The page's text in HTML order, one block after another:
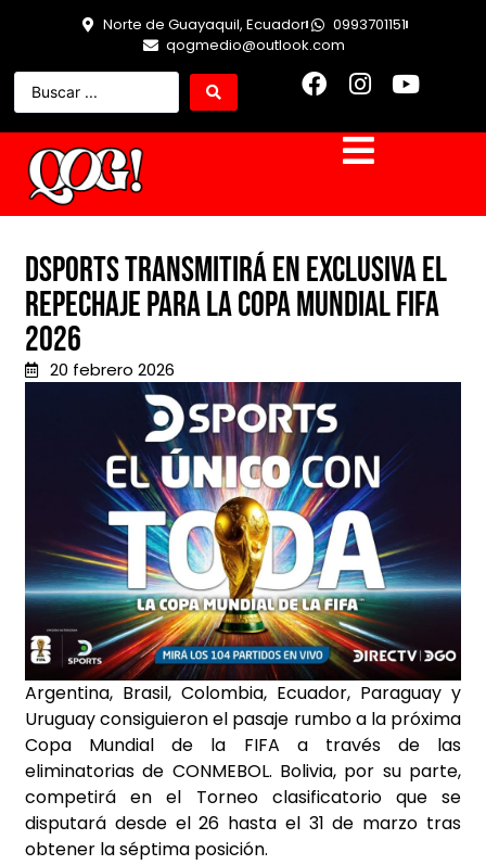
Norte de Guayaquil, Ecuador
0993701151
qogmedio@outlook.com
DSPORTS transmitirá en exclusiva el
repechaje para la Copa Mundial FIFA
2026
20 febrero 2026
Argentina, Brasil, Colombia, Ecuador, Paraguay y
Uruguay consiguieron el pasaje rumbo a la próxima
Copa Mundial de la FIFA a través de las
eliminatorias de CONMEBOL. Bolivia, por su parte,
competirá en el Torneo clasificatorio que se
disputará desde el 26 hasta el 31 de marzo tras
obtener la séptima posición.